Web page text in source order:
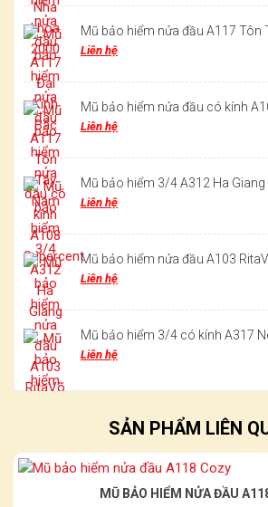
Mũ bảo hiểm nửa đầu A117 Tôn
Liên hệ
Mũ bảo hiểm nửa đầu có kính
Liên hệ
Mũ bảo hiểm 3/4 A312 Ha Giang
Liên hệ
Mũ bảo hiểm nửa đầu A103
Liên hệ
Mũ bảo hiểm 3/4 có kính A317
Liên hệ
SẢN PHẨM LIÊN
MŨ BẢO HIỂM NỬA ĐẦU